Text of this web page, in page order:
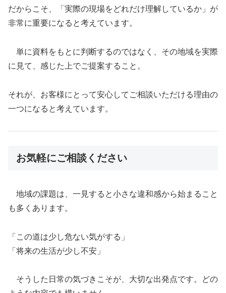
だからこそ、「実際の現場をどれだけ理解しているか」が
非常に重要になると考えています。
単に資料をもとに判断するのではなく、その地域を実際
に見て、感じた上でご提案すること。
それが、お客様にとって安心してご相談いただける理由の
一つになると考えています。
お気軽にご相談ください
地域の課題は、一見すると小さな違和感から始まること
も多くあります。
「この道は少し危ない気がする」
「将来の生活が少し不安」
そうした日常の気づきこそが、大切な出発点です。どの